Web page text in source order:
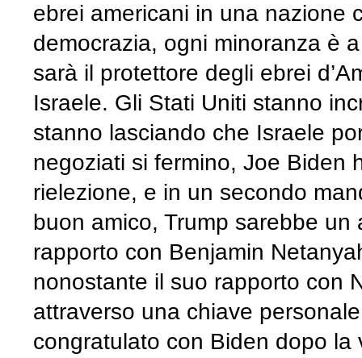
ebrei americani in una nazione
democrazia, ogni minoranza è
sarà il protettore degli ebrei
Israele. Gli Stati Uniti stanno
stanno lasciando che Israele
negoziati si fermino, Joe Biden
rielezione, e in un secondo
buon amico, Trump sarebbe
rapporto con Benjamin
nonostante il suo rapporto con
attraverso una chiave
congratulato con Biden dopo la